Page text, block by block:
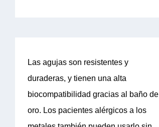
Las agujas son resistentes y
duraderas, y tienen una alta
biocompatibilidad gracias al baño de
oro. Los pacientes alérgicos a los